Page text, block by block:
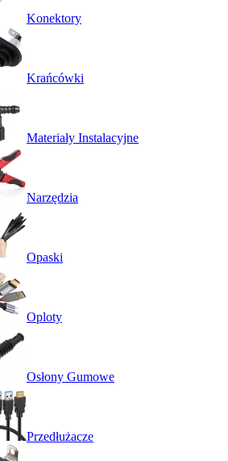
Konektory
Krańcówki
Materiały Instalacyjne
Narzędzia
Opaski
Oploty
Osłony Gumowe
Przedłużacze